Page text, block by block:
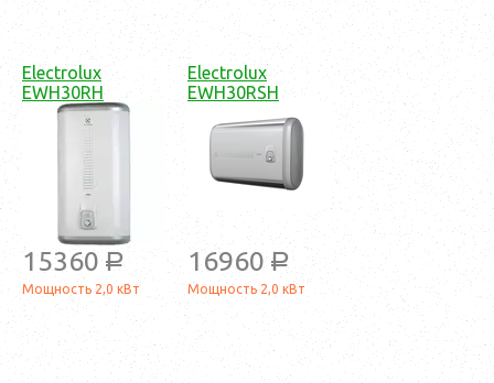
Electrolux
EWH30RH
15360 a
Мощность 2,0 кВт
Electrolux
EWH30RSH
16960 a
Мощность 2,0 кВт